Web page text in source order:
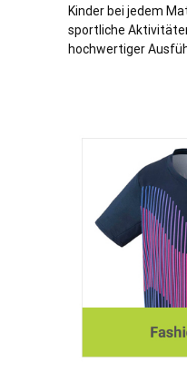
Kinder bei jedem
sportliche
hochwertiger